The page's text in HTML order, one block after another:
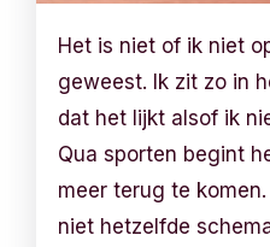
Het is niet of ik niet
geweest. Ik zit zo in
dat het lijkt alsof ik
Qua sporten begint
meer terug te
niet hetzelfde